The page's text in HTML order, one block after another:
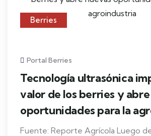
Berries
Portal Berries
Tecnología ultrasónica
valor de los berries y
oportunidades para la
Fuente: Reporte Agrícola Luego